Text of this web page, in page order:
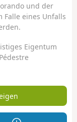
und der
Falle eines Unfalls
Eigentum